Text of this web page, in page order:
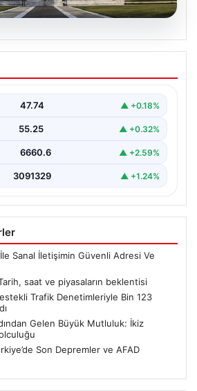
Tarih, saat ve
tarafından yakından takip ediliyor.…
47.74 ▲ +0.18%
55.25 ▲ +0.32%
6660.6 ▲ +2.59%
3091329 ▲ +1.24%
Sanal İletişimin Güvenli Adresi Ve
saat ve piyasaların beklentisi
Trafik Denetimleriyle Bin 123
Gelen Büyük Mutluluk: İkiz
Son Depremler ve AFAD